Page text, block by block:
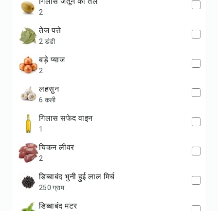
2
तेज पत्ते
2 डंडी
बड़े प्याज
2
लहसुन
6 कली
गिलास सफेद वाइन
1
चिकन लीवर
2
डिब्बाबंद भुनी हुई लाल मिर्च
250 ग्राम
डिब्बाबंद मटर